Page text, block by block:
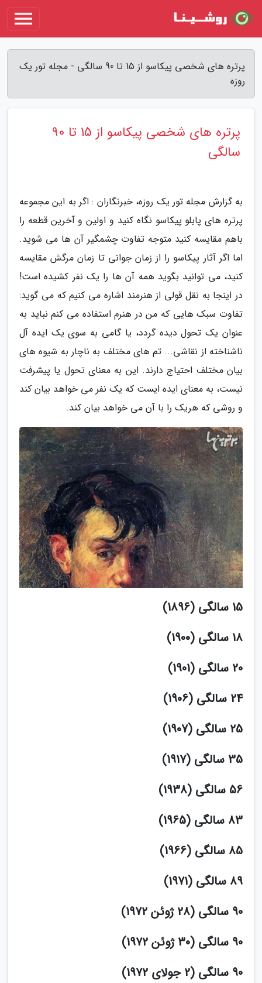
پرتره های شخصی پیکاسو از 15 تا 90 سالگی - مجله تور یک
روزه
پرتره های شخصی پیکاسو از 15 تا 90
سالگی
به گزارش مجله تور یک روزه، خبرنگاران : اگر به این مجموعه
پرتره های پابلو پیکاسو نگاه کنید و اولین و آخرین قطعه را
باهم مقایسه کنید متوجه تفاوت چشمگیر آن ها می شوید.
اما اگر آثار پیکاسو را از زمان جوانی تا زمان مرگش مقایسه
کنید، می توانید بگوید همه آن ها را یک نفر کشیده است!
در اینجا به نقل قولی از هنرمند اشاره می کنیم که می گوید:
تفاوت سبک هایی که من در هنرم استفاده می کنم نباید به
عنوان یک تحول دیده گردد، یا گامی به سوی یک ایده آل
ناشناخته از نقاشی... تم های مختلف به ناچار به شیوه های
بیان مختلف احتیاج دارند. این به معنای تحول یا پیشرفت
نیست، به معنای ایده ایست که یک نفر می خواهد بیان کند
و روشی که هریک را با آن می خواهد بیان کند.
15 سالگی (1896)
18 سالگی (1900)
20 سالگی (1901)
24 سالگی (1906)
25 سالگی (1907)
35 سالگی (1917)
56 سالگی (1938)
83 سالگی (1965)
85 سالگی (1966)
89 سالگی (1971)
90 سالگی (28 ژوئن 1972)
90 سالگی (30 ژوئن 1972)
90 سالگی (2 جولای 1972)